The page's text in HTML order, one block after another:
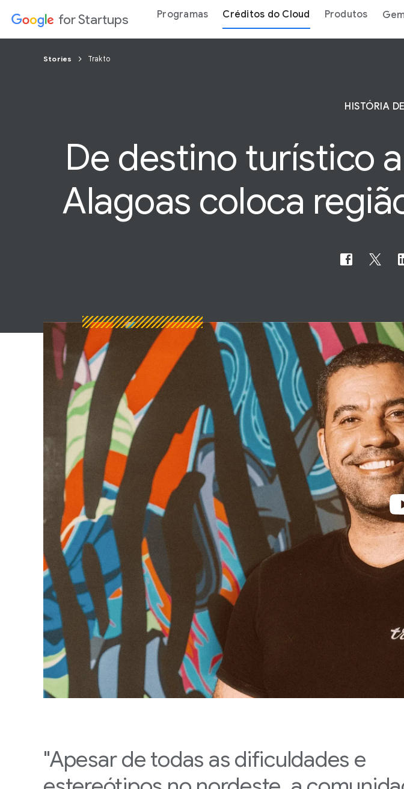
for Startups Programas Créditos do Cloud Produtos
Stories Trakto
HISTÓRIA
De destino turístico
Alagoas coloca
"Apesar de todas as dificuldades e